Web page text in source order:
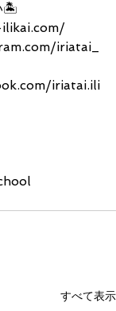
🏝
iriatai_
iriatai.ili
すべて表示